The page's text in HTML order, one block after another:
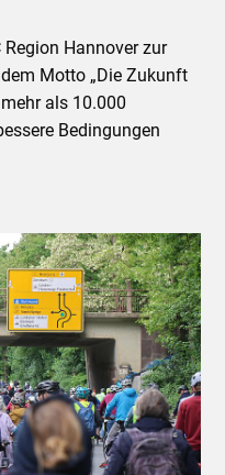
Hannover zur
Motto „Die Zukunft
als 10.000
Bedingungen